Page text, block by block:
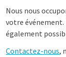
Nous nous
votre événement.
également
Contactez-nous,